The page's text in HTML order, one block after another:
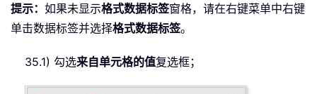
提示： 如果未显示格式数据标签窗格，请在右键菜单中右键
单击数据标签并选择格式数据标签。
35.1) 勾选来自单元格的值复选框；